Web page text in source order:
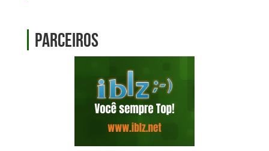
Parceiros